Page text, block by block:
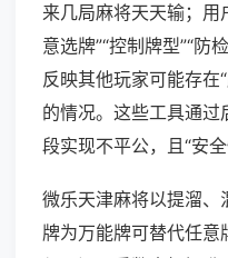
来几局麻将天天输；用
意选牌”“控制牌型”“防
反映其他玩家可能存在
的情况。这些工具通
段实现不平公，且“安全
微乐天津麻将以提溜、
牌为万能牌可替代任